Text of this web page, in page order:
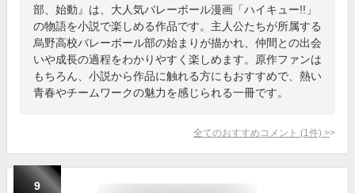
部、始動』は、大人気バレーボール漫画「ハイキュー!!」
の物語を小説で楽しめる作品です。主人公たちが所属する
烏野高校バレーボール部の始まりが描かれ、仲間との出会
いや成長の過程をわかりやすく楽しめます。原作ファンは
もちろん、小説から作品に触れる方にもおすすめで、熱い
青春やチームワークの魅力を感じられる一冊です。
全てのおすすめコメント (1 件) >
9